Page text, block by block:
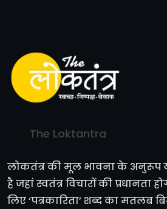
The Loktantra
लोकतंत्र की मूल भावना के अनुरूप
है जहां स्वतंत्र विचारों की प्रधानता
लिए ‘पत्रकारिता’ शब्द का मतलब